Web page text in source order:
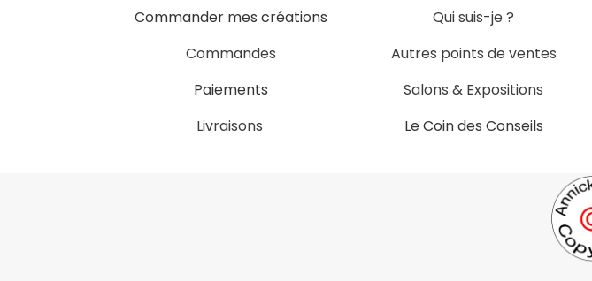
Commander mes créations
Commandes
Paiements
Livraisons
Qui suis-je ?
Autres points de ventes
Salons & Expositions
Le Coin des Conseils